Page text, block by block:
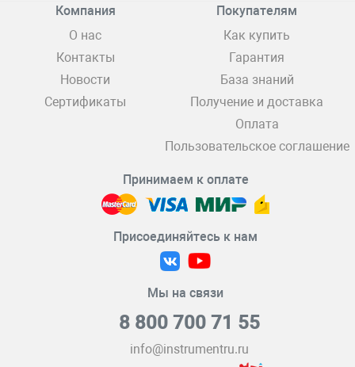
Компания
О нас
Контакты
Новости
Сертификаты
Покупателям
Как купить
Гарантия
База знаний
Получение и доставка
Оплата
Пользовательское соглашение
Принимаем к оплате
Присоединяйтесь к нам
Мы на связи
8 800 700 71 55
info@instrumentru.ru